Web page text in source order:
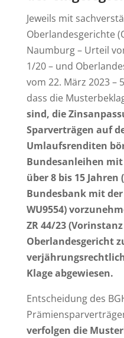
Jeweils mit
Oberlandesgerichte
Naumburg – Urteil
1/20 – und
vom 22. März 2023 –
dass die
sind, die
Sparverträgen auf
Umlaufsrenditen
Bundesanleihen
über 8 bis 15
Bundesbank mit
WU9554)
ZR 44/23
Oberlandesgericht
Klage abgewiesen.
Entscheidung des
verfolgen die